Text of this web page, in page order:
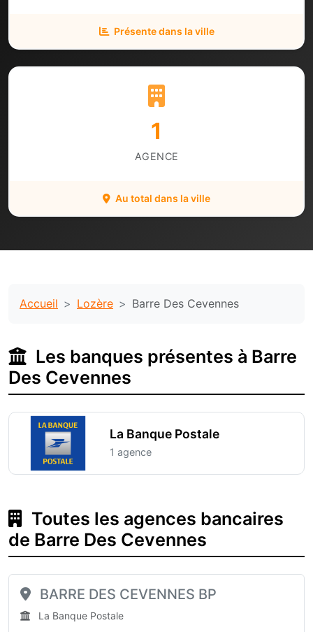
Présente dans la ville
1
AGENCE
Au total dans la ville
Accueil Lozère Barre Des Cevennes
Les banques présentes à Barre
Des Cevennes
La Banque Postale
1 agence
Toutes les agences bancaires
de Barre Des Cevennes
BARRE DES CEVENNES BP
La Banque Postale